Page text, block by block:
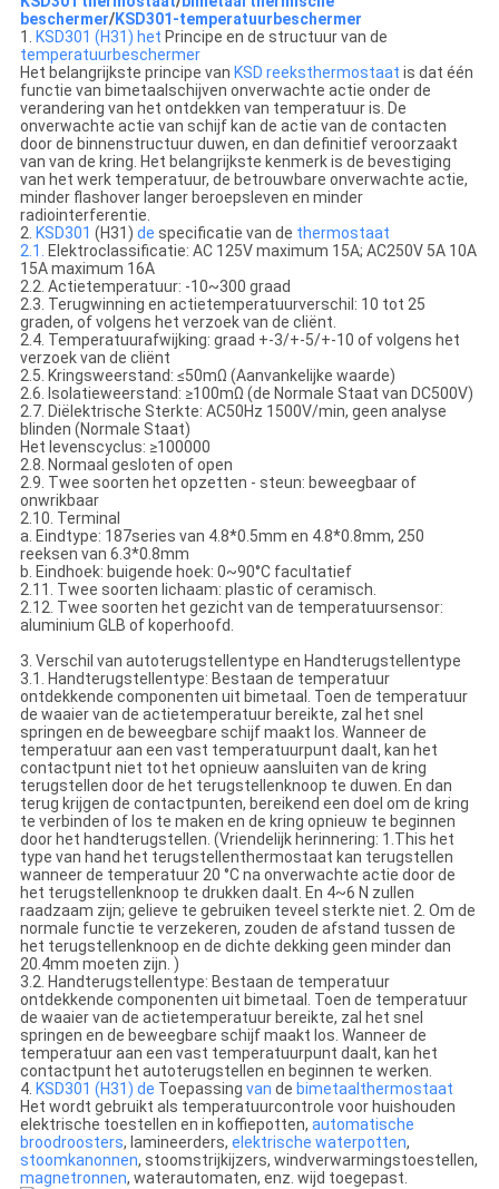
beschermer/KSD301-temperatuurbeschermer
1. KSD301 (H31) het Principe en de structuur van de
temperatuurbeschermer
Het belangrijkste principe van KSD reeksthermostaat is dat één
functie van bimetaalschijven onverwachte actie onder de
verandering van het ontdekken van temperatuur is. De
onverwachte actie van schijf kan de actie van de contacten
door de binnenstructuur duwen, en dan definitief veroorzaakt
van van de kring. Het belangrijkste kenmerk is de bevestiging
van het werk temperatuur, de betrouwbare onverwachte actie,
minder flashover langer beroepsleven en minder
radiointerferentie.
2. KSD301 (H31) de specificatie van de thermostaat
2.1. Elektroclassificatie: AC 125V maximum 15A; AC250V 5A 10A
15A maximum 16A
2.2. Actietemperatuur: -10~300 graad
2.3. Terugwinning en actietemperatuurverschil: 10 tot 25
graden, of volgens het verzoek van de cliënt.
2.4. Temperatuurafwijking: graad +-3/+-5/+-10 of volgens het
verzoek van de cliënt
2.5. Kringsweerstand: ≤50mΩ (Aanvankelijke waarde)
2.6. Isolatieweerstand: ≥100mΩ (de Normale Staat van DC500V)
2.7. Diëlektrische Sterkte: AC50Hz 1500V/min, geen analyse
blinden (Normale Staat)
Het levenscyclus: ≥100000
2.8. Normaal gesloten of open
2.9. Twee soorten het opzetten - steun: beweegbaar of
onwrikbaar
2.10. Terminal
a. Eindtype: 187series van 4.8*0.5mm en 4.8*0.8mm, 250
reeksen van 6.3*0.8mm
b. Eindhoek: buigende hoek: 0~90°C facultatief
2.11. Twee soorten lichaam: plastic of ceramisch.
2.12. Twee soorten het gezicht van de temperatuursensor:
aluminium GLB of koperhoofd.
3. Verschil van autoterugstellentype en Handterugstellentype
3.1. Handterugstellentype: Bestaan de temperatuur
ontdekkende componenten uit bimetaal. Toen de temperatuur
de waaier van de actietemperatuur bereikte, zal het snel
springen en de beweegbare schijf maakt los. Wanneer de
temperatuur aan een vast temperatuurpunt daalt, kan het
contactpunt niet tot het opnieuw aansluiten van de kring
terugstellen door de het terugstellenknoop te duwen. En dan
terug krijgen de contactpunten, bereikend een doel om de kring
te verbinden of los te maken en de kring opnieuw te beginnen
door het handterugstellen. (Vriendelijk herinnering: 1.This het
type van hand het terugstellenthermostaat kan terugstellen
wanneer de temperatuur 20 °C na onverwachte actie door de
het terugstellenknoop te drukken daalt. En 4~6 N zullen
raadzaam zijn; gelieve te gebruiken teveel sterkte niet. 2. Om de
normale functie te verzekeren, zouden de afstand tussen de
het terugstellenknoop en de dichte dekking geen minder dan
20.4mm moeten zijn. )
3.2. Handterugstellentype: Bestaan de temperatuur
ontdekkende componenten uit bimetaal. Toen de temperatuur
de waaier van de actietemperatuur bereikte, zal het snel
springen en de beweegbare schijf maakt los. Wanneer de
temperatuur aan een vast temperatuurpunt daalt, kan het
contactpunt het autoterugstellen en beginnen te werken.
4. KSD301 (H31) de Toepassing van de bimetaalthermostaat
Het wordt gebruikt als temperatuurcontrole voor huishouden
elektrische toestellen en in koffiepotten, automatische
broodroosters, lamineerders, elektrische waterpotten,
stoomkanonnen, stoomstrijkijzers, windverwarmingstoestellen,
magnetronnen, waterautomaten, enz. wijd toegepast.